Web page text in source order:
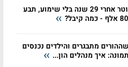
פוטר אחרי 29 שנה בלי שימוע, תבע
קיבל?
מתבגרים והילדים נכנסים
איך מנהלים הון...